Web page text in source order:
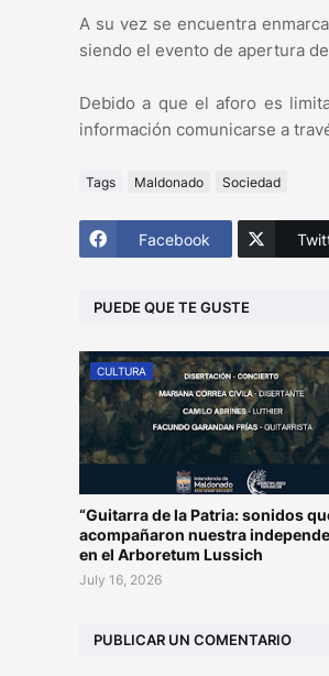
A su vez se encuentra
siendo el evento de apertura
Debido a que el aforo es
información comunicarse a
Tags Maldonado Sociedad
Facebook
PUEDE QUE TE GUSTE
CULTURA
“Guitarra de la Patria: sonidos
acompañaron nuestra
en el Arboretum Lussich
July 16, 2026
PUBLICAR UN COMENTARIO